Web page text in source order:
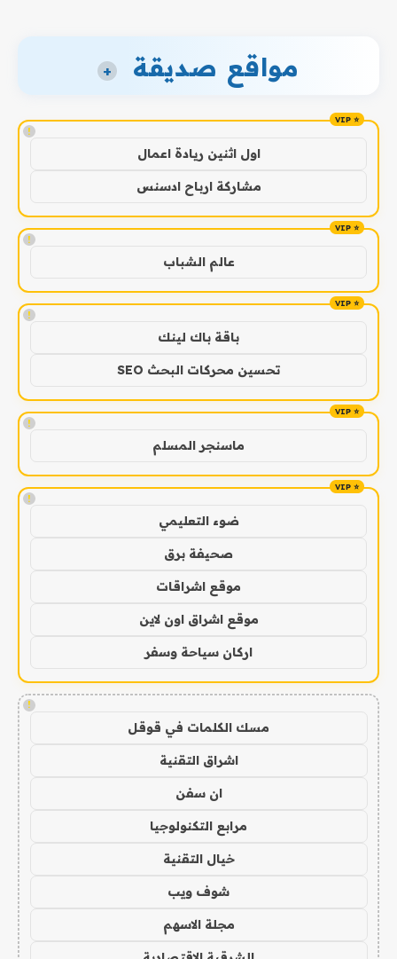
مواقع صديقة +
!
اول اثنين ريادة اعمال
مشاركة ارباح ادسنس
!
عالم الشباب
!
باقة باك لينك
تحسين محركات البحث SEO
!
ماسنجر المسلم
!
ضوء التعليمي
صحيفة برق
موقع اشراقات
موقع اشراق اون لاين
اركان سياحة وسفر
!
مسك الكلمات في قوقل
اشراق التقنية
ان سفن
مرابع التكنولوجيا
خيال التقنية
شوف ويب
مجلة الاسهم